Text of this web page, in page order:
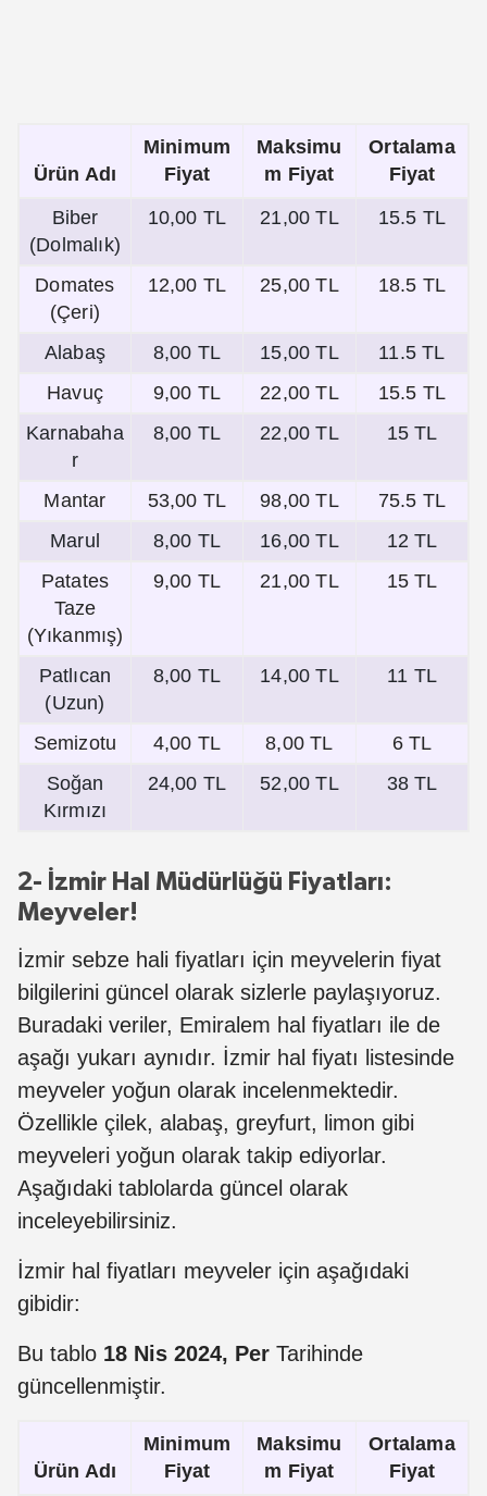
Ürün Adı
Minimum
Fiyat
Maksimu
m Fiyat
Ortalama
Fiyat
Biber
(Dolmalık)
10,00 TL 21,00 TL 15.5 TL
Domates
(Çeri)
12,00 TL 25,00 TL 18.5 TL
Alabaş 8,00 TL 15,00 TL
11.5 TL
Havuç
9,00 TL 22,00 TL
15.5 TL
Karnabaha
r
8,00 TL 22,00 TL 15 TL
Mantar 53,00 TL 98,00 TL
75.5 TL
Marul
8,00 TL 16,00 TL
12 TL
Patates
Taze
(Yıkanmış)
9,00 TL 21,00 TL 15 TL
Patlıcan
(Uzun)
8,00 TL 14,00 TL 11 TL
Semizotu 4,00 TL 8,00 TL
6 TL
Soğan
Kırmızı
24,00 TL 52,00 TL 38 TL
2- İzmir Hal Müdürlüğü Fiyatları:
Meyveler!
İzmir sebze hali fiyatları için meyvelerin fiyat
bilgilerini güncel olarak sizlerle paylaşıyoruz.
Buradaki veriler, Emiralem hal fiyatları ile de
aşağı yukarı aynıdır. İzmir hal fiyatı listesinde
meyveler yoğun olarak incelenmektedir.
Özellikle çilek, alabaş, greyfurt, limon gibi
meyveleri yoğun olarak takip ediyorlar.
Aşağıdaki tablolarda güncel olarak
inceleyebilirsiniz.
İzmir hal fiyatları meyveler için aşağıdaki
gibidir:
Bu tablo 18 Nis 2024, Per Tarihinde
güncellenmiştir.
Ürün Adı
Minimum
Fiyat
Maksimu
m Fiyat
Ortalama
Fiyat